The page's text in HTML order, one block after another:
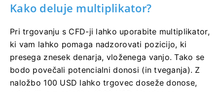
Kako deluje multiplikator?
Pri trgovanju s CFD-ji lahko uporabite multiplikator,
ki vam lahko pomaga nadzorovati pozicijo, ki
presega znesek denarja, vloženega vanjo. Tako se
bodo povečali potencialni donosi (in tveganja). Z
naložbo 100 USD lahko trgovec doseže donose,